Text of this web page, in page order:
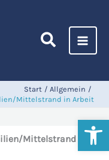
Start
Allgemein
Mittelstrand in Arbeit
Mittelstrand in